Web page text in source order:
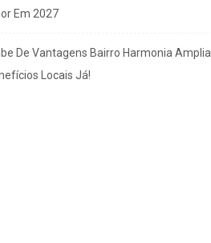
Em 2027
De Vantagens Bairro Harmonia Amplia
Locais Já!